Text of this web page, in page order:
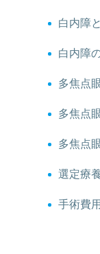
白内障
白内障
多焦点
多焦点
多焦点
選定療
手術費